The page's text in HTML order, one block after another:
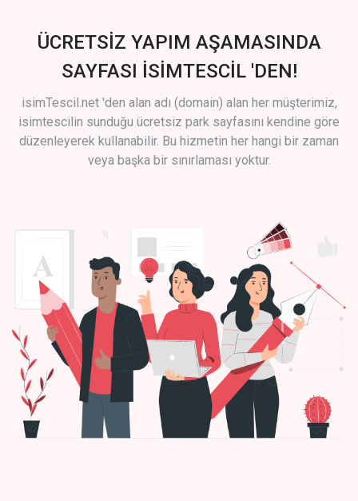
ÜCRETSİZ YAPIM AŞAMASINDA
SAYFASI İSİMTESCİL 'DEN!
isimTescil.net 'den alan adı (domain) alan her müşterimiz,
isimtescilin sunduğu ücretsiz park sayfasını kendine göre
düzenleyerek kullanabilir. Bu hizmetin her hangi bir zaman
veya başka bir sınırlaması yoktur.